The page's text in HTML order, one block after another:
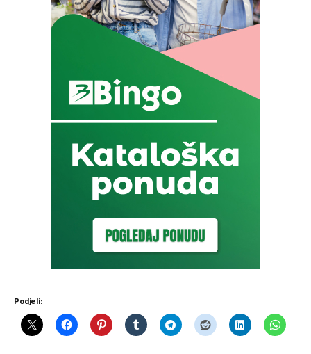
Podjeli: